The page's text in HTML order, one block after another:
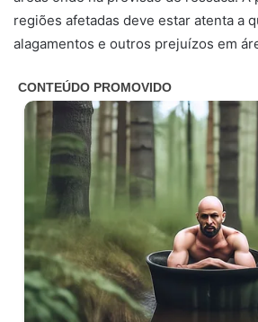
regiões afetadas deve estar atenta a
alagamentos e outros prejuízos em